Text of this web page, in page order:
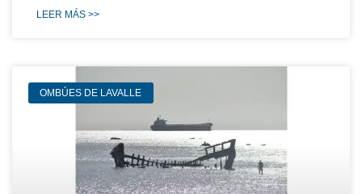
LEER MÁS >>
OMBÚES DE LAVALLE